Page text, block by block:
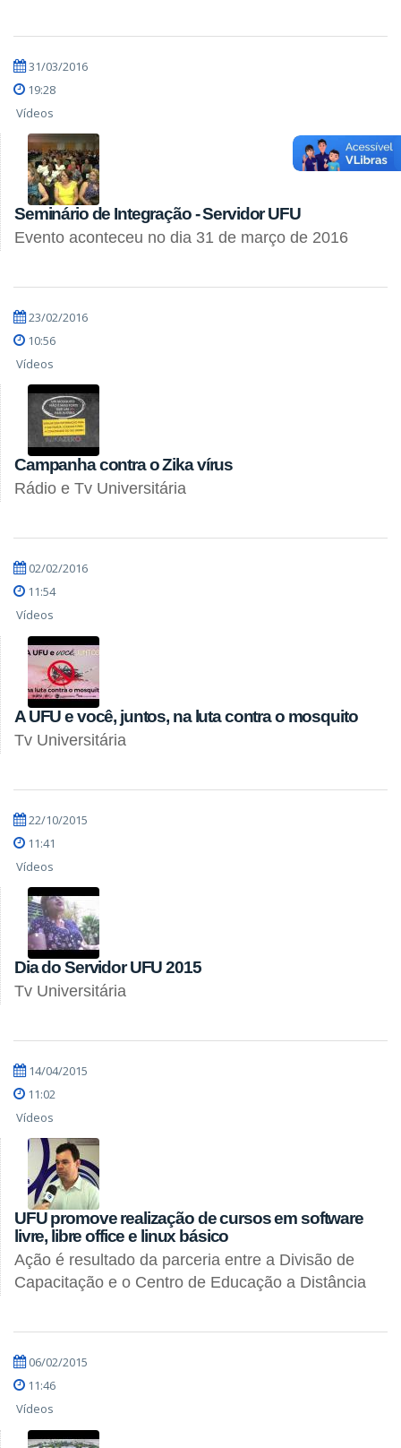
31/03/2016
19:28
Vídeos
Seminário de Integração - Servidor UFU
Evento aconteceu no dia 31 de março de 2016
23/02/2016
10:56
Vídeos
Campanha contra o Zika vírus
Rádio e Tv Universitária
02/02/2016
11:54
Vídeos
A UFU e você, juntos, na luta contra o mosquito
Tv Universitária
22/10/2015
11:41
Vídeos
Dia do Servidor UFU 2015
Tv Universitária
14/04/2015
11:02
Vídeos
UFU promove realização de cursos em software
livre, libre office e linux básico
Ação é resultado da parceria entre a Divisão de
Capacitação e o Centro de Educação a Distância
06/02/2015
11:46
Vídeos